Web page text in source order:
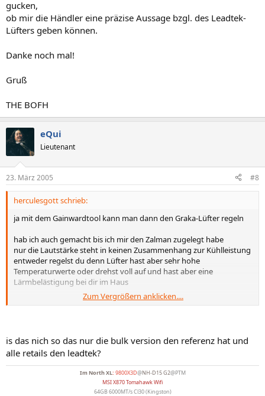
gucken,
ob mir die Händler eine präzise Aussage bzgl. des Leadtek-
Lüfters geben können.
Danke noch mal!
Gruß
THE BOFH
eQui
Lieutenant
23. März 2005 #8
herculesgott schrieb:
ja mit dem Gainwardtool kann man dann den Graka-Lüfter regeln
hab ich auch gemacht bis ich mir den Zalman zugelegt habe
nur die Lautstärke steht in keinen Zusammenhang zur Kühlleistung
entweder regelst du denn Lüfter hast aber sehr hohe
Temperaturwerte oder drehst voll auf und hast aber eine
Lärmbelästigung bei dir im Haus
!aufpassen keinen Nvidia-Referenzlüfter!
Zum Vergrößern anklicken....
is das nich so das nur die bulk version den referenz hat und
alle retails den leadtek?
Im North XL: 9800X3D@NH-D15 G2@PTM
MSI X870 Tomahawk Wifi
64GB 6000MT/s Cl30 (Kingston)